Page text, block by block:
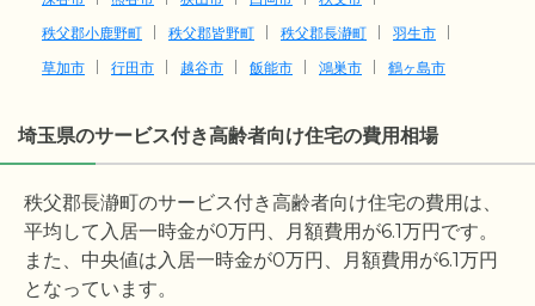
秩父郡小鹿野町
秩父郡皆野町 秩父郡長瀞町
羽生市
草加市
行田市 越谷市 飯能市 鴻巣市 鶴ヶ島市
埼玉県のサービス付き高齢者向け住宅の費用相場
秩父郡長瀞町のサービス付き高齢者向け住宅の費用は、
平均して入居一時金が0万円、月額費用が6.1万円です。
また、中央値は入居一時金が0万円、月額費用が6.1万円
となっています。